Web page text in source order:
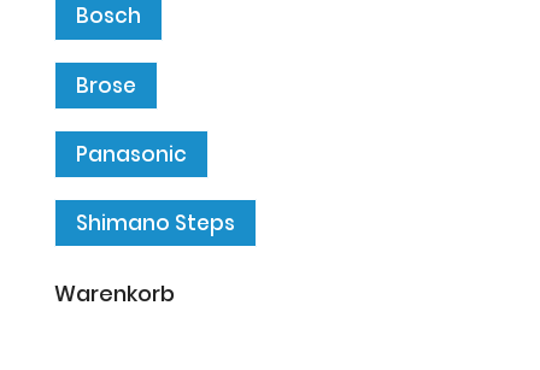
Bosch
Brose
Panasonic
Shimano Steps
Warenkorb